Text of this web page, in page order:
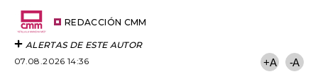
REDACCIÓN CMM
ALERTAS DE ESTE AUTOR
07.08.2026 14:36
+A -A